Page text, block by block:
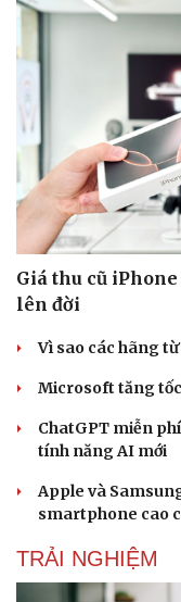
Doanh nghiệp
Thông tin doanh nghiệp
Doanh nghiệp 24h
Doanh nhân
Vì cộng đồng
Giá thu cũ
lên đời
Vì sao các hãng
Microsoft tăng
ChatGPT miễn
tính năng AI mới
Apple và
smartphone cao
TRẢI NGHIỆM